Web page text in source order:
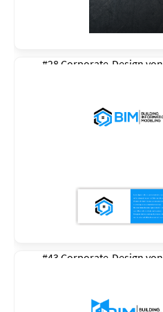
#28 Corporate-Design von
#43 Corporate-Design von